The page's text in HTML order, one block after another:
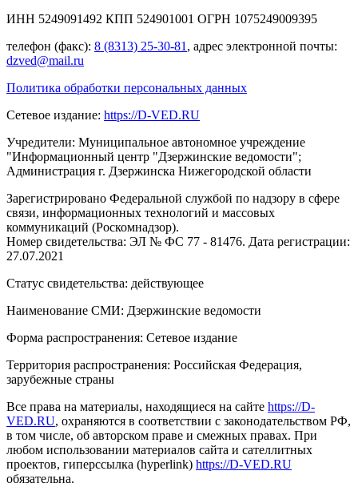
ИНН 5249091492 КПП 524901001 ОГРН 1075249009395
телефон (факс): 8 (8313) 25-30-81 , адрес электронной почты:
dzved@mail.ru
Политика обработки персональных данных
Сетевое издание: https://D-VED.RU
Учредители: Муниципальное автономное учреждение
"Информационный центр "Дзержинские ведомости";
Администрация г. Дзержинска Нижегородской области
Зарегистрировано Федеральной службой по надзору в сфере
связи, информационных технологий и массовых
коммуникаций (Роскомнадзор).
Номер свидетельства: ЭЛ № ФС 77 - 81476. Дата регистрации:
27.07.2021
Статус свидетельства: действующее
Наименование СМИ: Дзержинские ведомости
Форма распространения: Сетевое издание
Территория распространения: Российская Федерация,
зарубежные страны
Все права на материалы, находящиеся на сайте https://D-
VED.RU, охраняются в соответствии с законодательством РФ,
в том числе, об авторском праве и смежных правах. При
любом использовании материалов сайта и сателлитных
проектов, гиперссылка (hyperlink) https://D-VED.RU
обязательна.